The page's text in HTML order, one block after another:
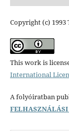
Copyright (c)
This work is
International
A folyóiratban
FELHASZNÁLÁSI